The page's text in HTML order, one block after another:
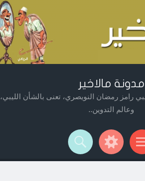
مدونة مالاخير
رامز رمضان النويصري، تعنى بالشأن الليبي،
وعالم التدوين..